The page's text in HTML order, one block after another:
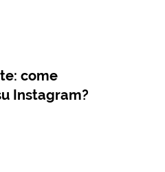
come
Instagram?